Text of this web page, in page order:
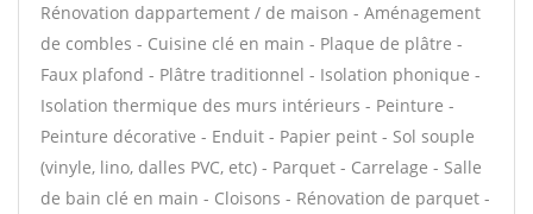
Rénovation dappartement / de maison - Aménagement
de combles - Cuisine clé en main - Plaque de plâtre -
Faux plafond - Plâtre traditionnel - Isolation phonique -
Isolation thermique des murs intérieurs - Peinture -
Peinture décorative - Enduit - Papier peint - Sol souple
(vinyle, lino, dalles PVC, etc) - Parquet - Carrelage - Salle
de bain clé en main - Cloisons - Rénovation de parquet -